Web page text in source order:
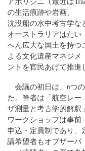
の生活痕跡や岩画、
沈没船の水中考古学な
オーストラリアはたい
へん広大な国土を持つ
よる文化遺産マネジメ
ントを官民あげて推進
会議の初日は、6つ
た。筆者は「航空レー
ザ測量と考古学的解釈
ワークショップは事前
申込・定員制であり、
講希望者もオブザーバ